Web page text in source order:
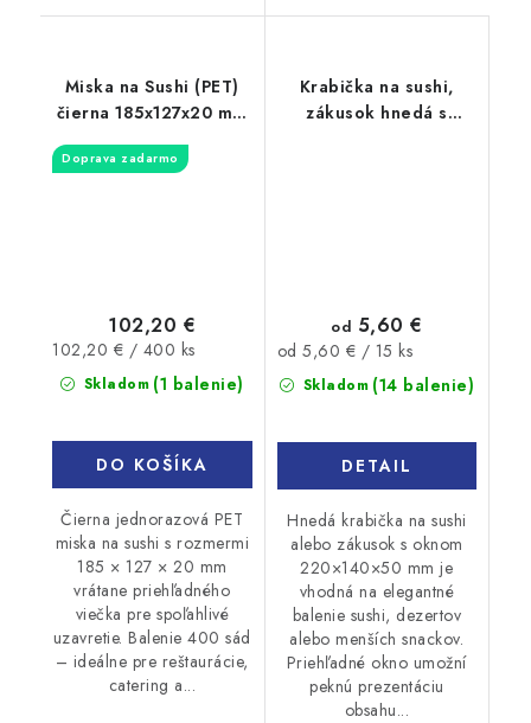
Miska na Sushi (PET)
čierna 185x127x20 mm
Doprava zadarmo
Skladom (1 balenie)
102,20 €
Jednotková
cena:
102,20 € / 400 ks
DO KOŠÍKA
Čierna jednorazová PET
miska na sushi s rozmermi
185 × 127 × 20 mm
vrátane priehľadného
viečka pre spoľahlivé
uzavretie. Balenie 400 sád
– ideálne pre reštaurácie,
catering a...
Krabička na sushi,
zákusok hnedá s
Skladom (14 balenie)
od 5,60 €
Jednotková
cena:
od 5,60 € / 15 ks
DETAIL
Hnedá krabička na sushi
alebo zákusok s oknom
220×140×50 mm je
vhodná na elegantné
balenie sushi, dezertov
alebo menších snackov.
Priehľadné okno umožní
peknú prezentáciu
obsahu...